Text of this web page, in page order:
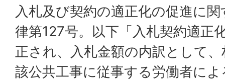
入札及び契約の適正化の促進に
律第127号。以下「入札契約適正
正され、入札金額の内訳として
該公共工事に従事する労働者に